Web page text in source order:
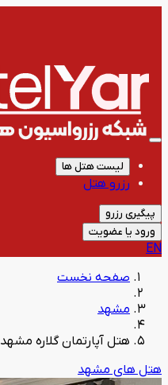
لیست هتل ها
رزرو هتل
پیگیری رزرو
ورود یا عضویت
EN
صفحه نخست
مشهد
هتل آپارتمان گلاره مشهد
هتل های مشهد